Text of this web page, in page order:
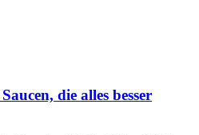
die alles besser